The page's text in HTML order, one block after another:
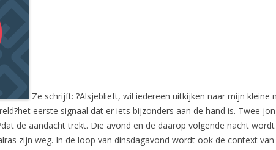
Ze schrijft: ?Alsjeblieft, wil iedereen uitkijken naar mijn
eerste signaal dat er iets bijzonders aan de hand is. Twee
de aandacht trekt. Die avond en de daarop volgende nacht
zijn weg. In de loop van dinsdagavond wordt ook de context van